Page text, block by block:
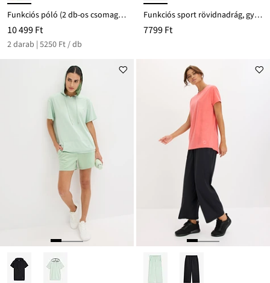
Funkciós póló (2 db-os csomag), gyorsan szárad
10 499 Ft
2 darab | 5250 Ft / db
Funkciós sport rövidnadrág, gyorsan száradó
7799 Ft